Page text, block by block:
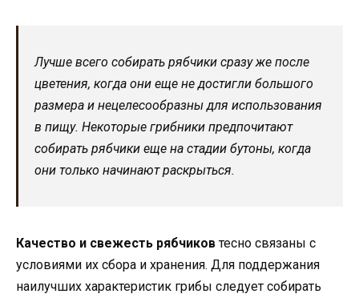
Лучше всего собирать рябчики сразу же после
цветения, когда они еще не достигли большого
размера и нецелесообразны для использования
в пищу. Некоторые грибники предпочитают
собирать рябчики еще на стадии бутоны, когда
они только начинают раскрыться.
Качество и свежесть рябчиков тесно связаны с
условиями их сбора и хранения. Для поддержания
наилучших характеристик грибы следует собирать